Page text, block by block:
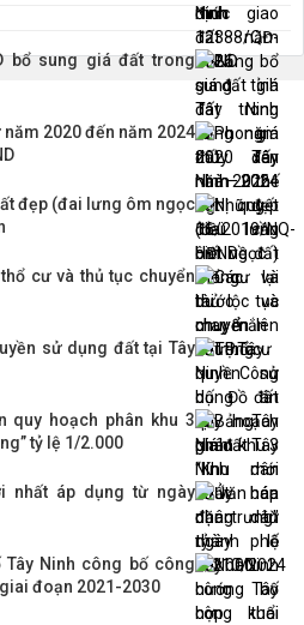
bổ sung giá đất trong
2020 đến năm 2024
đẹp (đai lưng ôm ngọc
cư và thủ tục chuyển
sử dụng đất tại Tây
quy hoạch phân khu 3
tỷ lệ 1/2.000
nhất áp dụng từ ngày
Tây Ninh công bố công
đoạn 2021-2030